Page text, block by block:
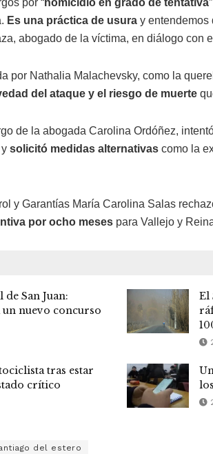
Es una práctica de usura y entendemos
abogado de la víctima, en diálogo con
por Nathalia Malachevsky, como la
del ataque y el riesgo de muerte
de la abogada Carolina Ordóñez,
solicitó medidas alternativas como la
y Garantías María Carolina Salas
por ocho meses para Vallejo y
San Juan:
nuevo concurso
El
tras estar
crítico
del estero